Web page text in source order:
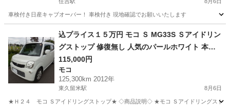
車検付き日産キャブオーバー！ 車検付き 現地確認でお願いいたします
住吉駅 その他 キャブオーバ
込プライス１５万円 モコ Ｓ MG33S Ｓアイドリン
グストップ 修復無し 人気のパールホワイト 本車
検２年受渡し 機関良好
115,000円
モコ
125,300km 2012年
東久留米駅 8月6日
★Ｈ２４ モコ Ｓアイドリングストップ★ ◇商品説明◇ ★モコ Ｓアイドリングス